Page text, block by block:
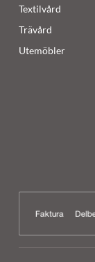
Textilvård
Trävård
Utemöbler